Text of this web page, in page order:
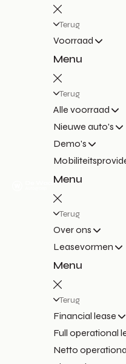
Terug
Voorraad
Menu
Terug
Alle voorraad
Nieuwe auto's
Demo's
Menu
Terug
Over ons
Leasevormen
Menu
Terug
Financial lease
Full operational
Netto